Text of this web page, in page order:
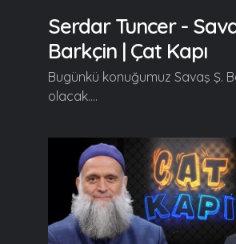
Serdar Tuncer -
Barkçin | Çat Kapı
Bugünkü konuğumuz Savaş Ş.
olacak....